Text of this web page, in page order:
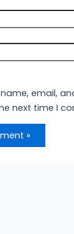
email,
next time I